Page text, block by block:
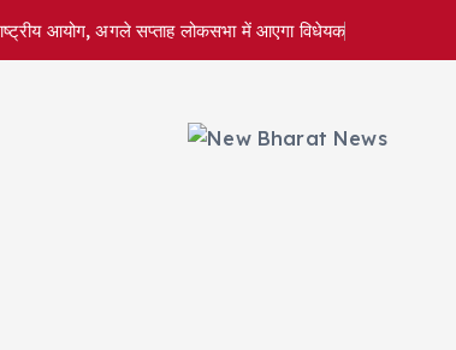
आयोग, अगले सप्ताह लोकसभा में आएगा विधेयक